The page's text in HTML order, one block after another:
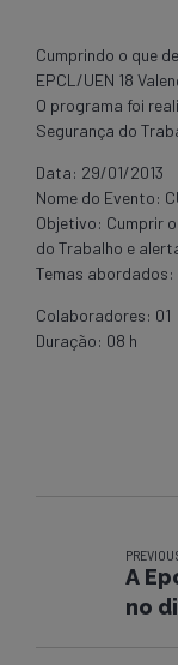
Cumprindo o que
EPCL/UEN 18
O programa foi
Segurança do
Data: 29/01/2013
Nome do Evento:
Objetivo: Cumprir
do Trabalho e
Temas abordados:
Colaboradores: 01
Duração: 08 h
A
no